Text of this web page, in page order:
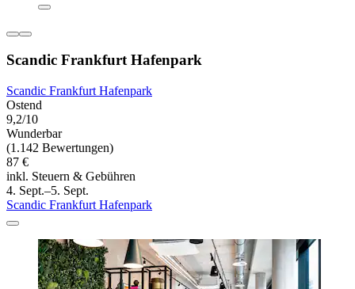
Scandic Frankfurt Hafenpark
Scandic Frankfurt Hafenpark
Ostend
9,2/10
Wunderbar
(1.142 Bewertungen)
87 €
inkl. Steuern & Gebühren
4. Sept.–5. Sept.
Scandic Frankfurt Hafenpark